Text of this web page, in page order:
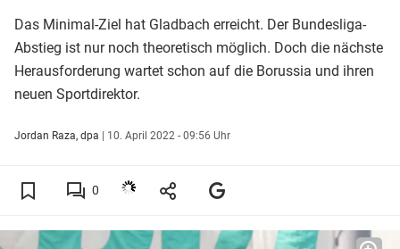
Das Minimal-Ziel hat Gladbach erreicht. Der Bundesliga-
Abstieg ist nur noch theoretisch möglich. Doch die nächste
Herausforderung wartet schon auf die Borussia und ihren
neuen Sportdirektor.
Jordan Raza, dpa | 10. April 2022 - 09:56 Uhr
0